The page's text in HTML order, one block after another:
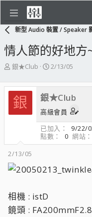
新型 Audio 裝置 / Speaker
情人節的好地方
主
發
起
人
銀★Club
開
日
期
2/13/05
銀 銀★Club
高級會員
已加入
9/22/
點數
0 網站
2/13/05
相機 : istD
鏡頭 :